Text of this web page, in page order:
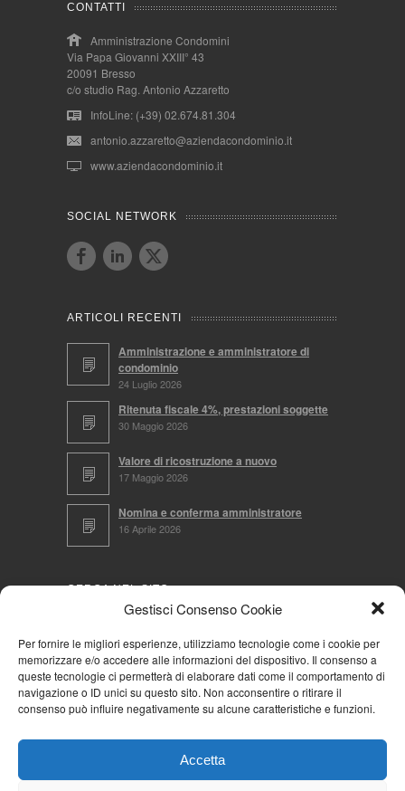
Gestisci Consenso Cookie
Per fornire le migliori esperienze, utilizziamo tecnologie come i cookie per
memorizzare e/o accedere alle informazioni del dispositivo. Il consenso a
queste tecnologie ci permetterà di elaborare dati come il comportamento di
navigazione o ID unici su questo sito. Non acconsentire o ritirare il
consenso può influire negativamente su alcune caratteristiche e funzioni.
Accetta
CONTATTI
Amministrazione Condomini
Via Papa Giovanni XXIII° 43
20091 Bresso
c/o studio Rag. Antonio Azzaretto
InfoLine: (+39) 02.674.81.304
antonio.azzaretto@aziendacondominio.it
www.aziendacondominio.it
SOCIAL NETWORK
ARTICOLI RECENTI
Amministrazione e amministratore di
condominio
24 Luglio 2026
Ritenuta fiscale 4%, prestazioni soggette
30 Maggio 2026
Valore di ricostruzione a nuovo
17 Maggio 2026
Nomina e conferma amministratore
16 Aprile 2026
CERCA NEL SITO
NAVIGA PER
Mappa completa
Cookie Policy (UE)